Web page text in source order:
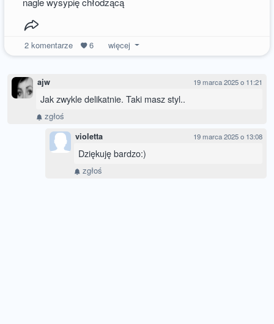
2komentarze 6 więcej
ajw 19 marca 2025 o 11:21
Jak zwykle delikatnie. Taki masz styl..
zgłoś
violetta 19 marca 2025 o 13:08
Dziękuję bardzo:)
zgłoś